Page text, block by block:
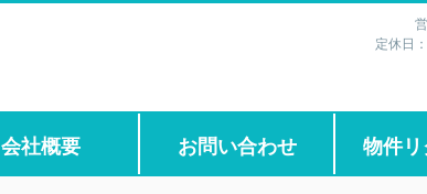
定休日
会社概要 お問い合わせ 物件リ